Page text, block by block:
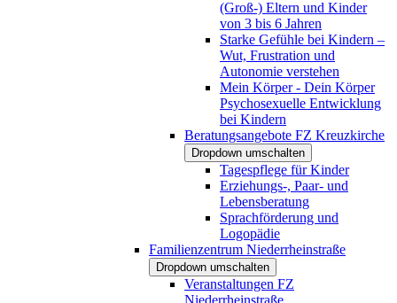
(Groß-) Eltern und Kinder
von 3 bis 6 Jahren
Starke Gefühle bei Kindern –
Wut, Frustration und
Autonomie verstehen
Mein Körper - Dein Körper
Psychosexuelle Entwicklung
bei Kindern
Beratungsangebote FZ Kreuzkirche
Dropdown umschalten
Tagespflege für Kinder
Erziehungs-, Paar- und
Lebensberatung
Sprachförderung und
Logopädie
Familienzentrum Niederrheinstraße
Dropdown umschalten
Veranstaltungen FZ
Niederrheinstraße